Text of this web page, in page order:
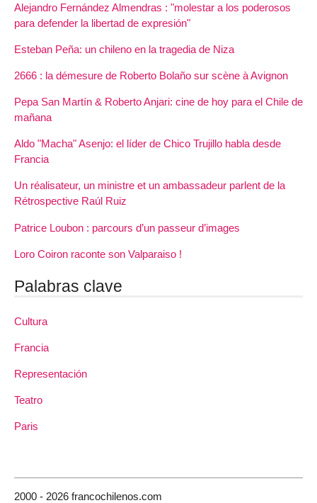
Alejandro Fernández Almendras : "molestar a los poderosos
para defender la libertad de expresión"
Esteban Peña: un chileno en la tragedia de Niza
2666 : la démesure de Roberto Bolaño sur scène à Avignon
Pepa San Martín & Roberto Anjari: cine de hoy para el Chile de
mañana
Aldo "Macha" Asenjo: el líder de Chico Trujillo habla desde
Francia
Un réalisateur, un ministre et un ambassadeur parlent de la
Rétrospective Raúl Ruiz
Patrice Loubon : parcours d’un passeur d’images
Loro Coiron raconte son Valparaiso !
Palabras clave
Cultura
Francia
Representación
Teatro
Paris
2000 - 2026 francochilenos.com